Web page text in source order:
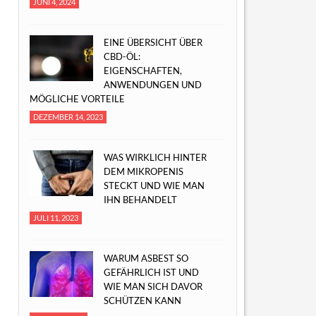
EINE ÜBERSICHT ÜBER
CBD-ÖL:
EIGENSCHAFTEN,
ANWENDUNGEN UND
MÖGLICHE VORTEILE
DEZEMBER 14, 2023
WAS WIRKLICH HINTER
DEM MIKROPENIS
STECKT UND WIE MAN
IHN BEHANDELT
JULI 11, 2023
WARUM ASBEST SO
GEFÄHRLICH IST UND
WIE MAN SICH DAVOR
SCHÜTZEN KANN